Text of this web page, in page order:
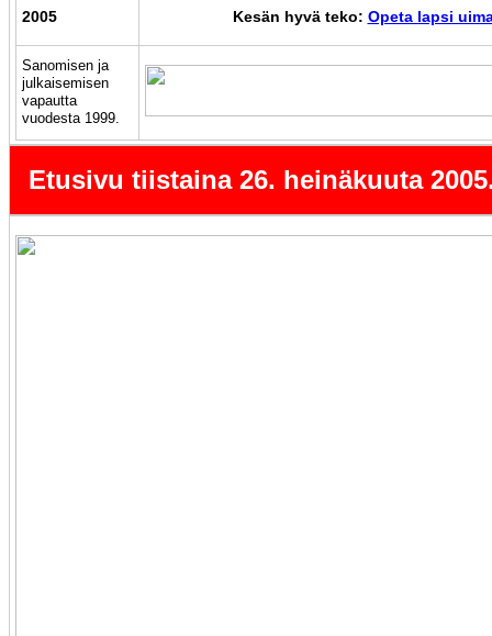
2005 Kesän hyvä teko: Opeta lapsi
Sanomisen ja
julkaisemisen
vapautta
vuodesta 1999.
Etusivu tiistaina 26. heinäkuuta